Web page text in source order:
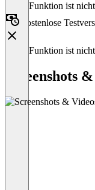
Diese Funktion ist
Kostenlose
Diese Funktion ist
Screenshots